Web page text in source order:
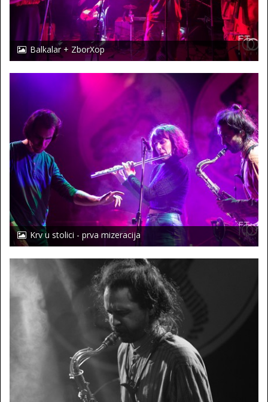
Balkalar + ZborXop
Krv u stolici - prva mizeracija